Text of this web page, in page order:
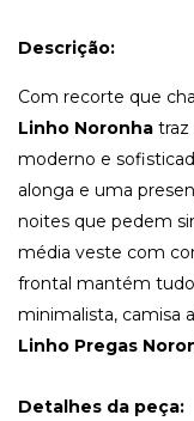
Descrição:
Com recorte que
Linho Noronha traz
moderno e
alonga e uma
noites que pedem
média veste com
frontal mantém
minimalista, camisa
Linho Pregas
Detalhes da peça: